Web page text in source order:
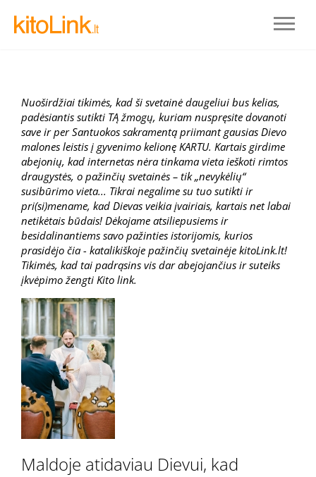
Prisijungti
REGISTRUOTIS
Nuoširdžiai tikimės, kad ši svetainė daugeliui bus kelias,
padėsiantis sutikti TĄ žmogų, kuriam nuspręsite dovanoti
save ir per Santuokos sakramentą priimant gausias Dievo
malones leistis į gyvenimo kelionę KARTU. Kartais girdime
abejonių, kad internetas nėra tinkama vieta ieškoti rimtos
draugystės, o pažinčių svetainės – tik „nevykėlių“
susibūrimo vieta... Tikrai negalime su tuo sutikti ir
pri(si)mename, kad Dievas veikia įvairiais, kartais net labai
netikėtais būdais! Dėkojame atsiliepusiems ir
besidalinantiems savo pažinties istorijomis, kurios
prasidėjo čia - katalikiškoje pažinčių svetainėje kitoLink.lt!
Tikimės, kad tai padrąsins vis dar abejojančius ir suteiks
įkvėpimo žengti Kito link.
Maldoje atidaviau Dievui, kad